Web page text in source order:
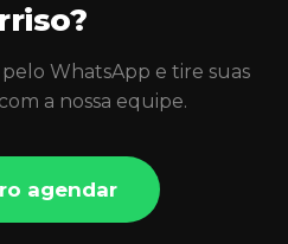
WhatsApp e tire suas
a nossa equipe.
agendar